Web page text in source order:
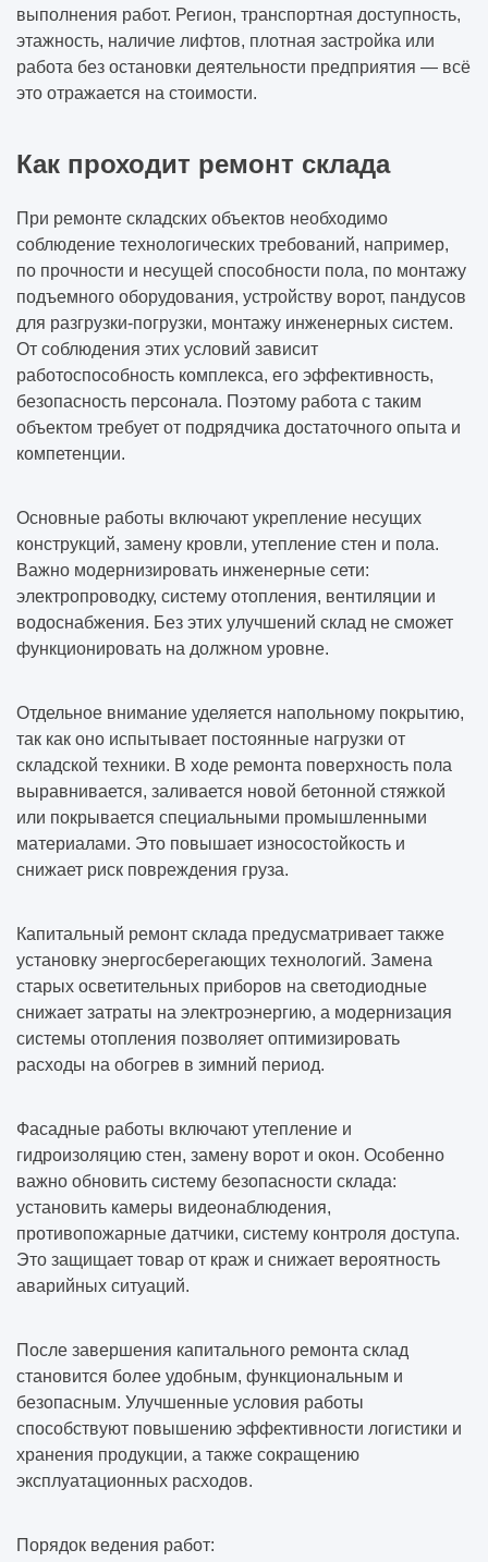
выполнения работ. Регион, транспортная доступность,
этажность, наличие лифтов, плотная застройка или
работа без остановки деятельности предприятия — всё
это отражается на стоимости.
Как проходит ремонт склада
При ремонте складских объектов необходимо
соблюдение технологических требований, например,
по прочности и несущей способности пола, по монтажу
подъемного оборудования, устройству ворот, пандусов
для разгрузки-погрузки, монтажу инженерных систем.
От соблюдения этих условий зависит
работоспособность комплекса, его эффективность,
безопасность персонала. Поэтому работа с таким
объектом требует от подрядчика достаточного опыта и
компетенции.
Основные работы включают укрепление несущих
конструкций, замену кровли, утепление стен и пола.
Важно модернизировать инженерные сети:
электропроводку, систему отопления, вентиляции и
водоснабжения. Без этих улучшений склад не сможет
функционировать на должном уровне.
Отдельное внимание уделяется напольному покрытию,
так как оно испытывает постоянные нагрузки от
складской техники. В ходе ремонта поверхность пола
выравнивается, заливается новой бетонной стяжкой
или покрывается специальными промышленными
материалами. Это повышает износостойкость и
снижает риск повреждения груза.
Капитальный ремонт склада предусматривает также
установку энергосберегающих технологий. Замена
старых осветительных приборов на светодиодные
снижает затраты на электроэнергию, а модернизация
системы отопления позволяет оптимизировать
расходы на обогрев в зимний период.
Фасадные работы включают утепление и
гидроизоляцию стен, замену ворот и окон. Особенно
важно обновить систему безопасности склада:
установить камеры видеонаблюдения,
противопожарные датчики, систему контроля доступа.
Это защищает товар от краж и снижает вероятность
аварийных ситуаций.
После завершения капитального ремонта склад
становится более удобным, функциональным и
безопасным. Улучшенные условия работы
способствуют повышению эффективности логистики и
хранения продукции, а также сокращению
эксплуатационных расходов.
Порядок ведения работ: